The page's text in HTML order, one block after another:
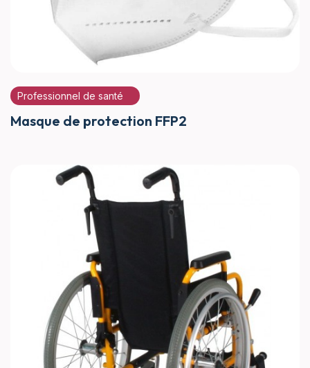
Professionnel de santé
Masque de protection FFP2